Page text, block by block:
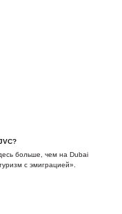
больше, чем на Dubai
с эмиграцией».